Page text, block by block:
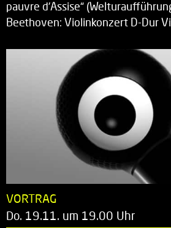
pauvre d’Assise“
Beethoven: Violinkonzert D-Dur
VORTRAG
Do. 19.11. um 19.00 Uhr